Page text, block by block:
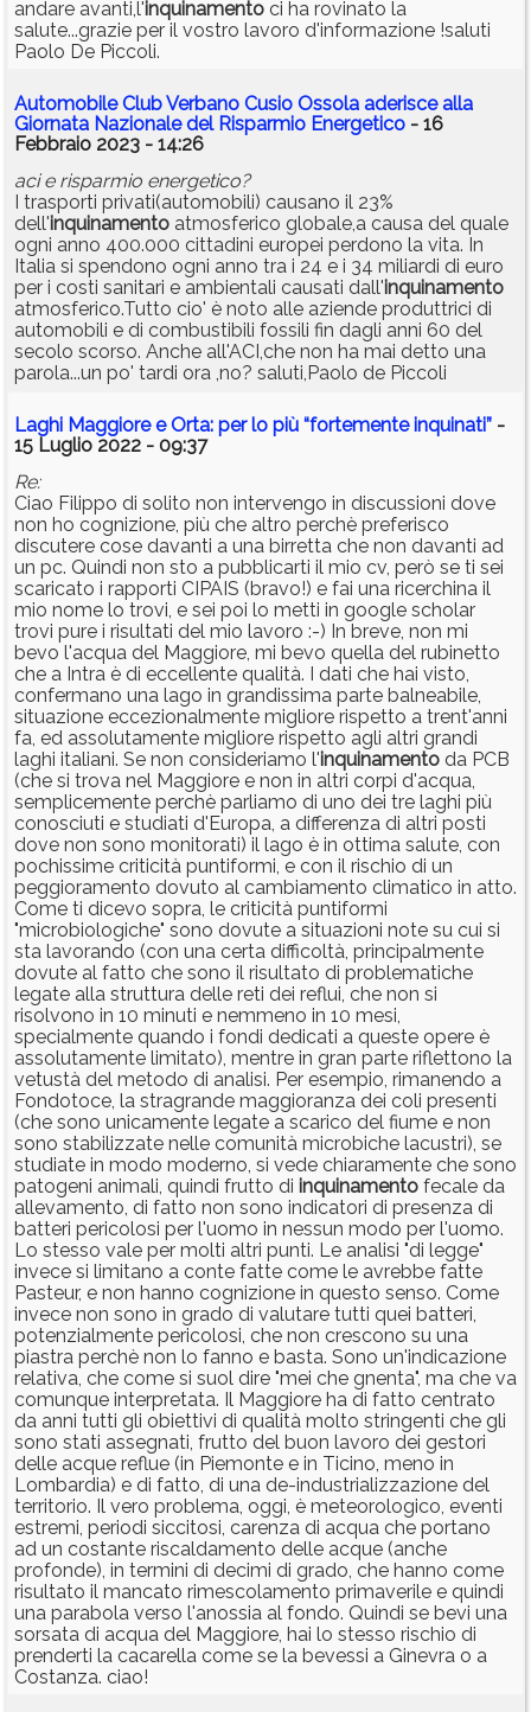
andare avanti,l'inquinamento ci ha rovinato la
salute...grazie per il vostro lavoro d'informazione !saluti
Paolo De Piccoli.
Automobile Club Verbano Cusio Ossola aderisce alla
Giornata Nazionale del Risparmio Energetico - 16
Febbraio 2023 - 14:26
aci e risparmio energetico?
I trasporti privati(automobili) causano il 23%
dell'inquinamento atmosferico globale,a causa del quale
ogni anno 400.000 cittadini europei perdono la vita. In
Italia si spendono ogni anno tra i 24 e i 34 miliardi di euro
per i costi sanitari e ambientali causati dall'inquinamento
atmosferico.Tutto cio' è noto alle aziende produttrici di
automobili e di combustibili fossili fin dagli anni 60 del
secolo scorso. Anche all'ACI,che non ha mai detto una
parola...un po' tardi ora ,no? saluti,Paolo de Piccoli
Laghi Maggiore e Orta: per lo più “fortemente inquinati” -
15 Luglio 2022 - 09:37
Re:
Ciao Filippo di solito non intervengo in discussioni dove
non ho cognizione, più che altro perchè preferisco
discutere cose davanti a una birretta che non davanti ad
un pc. Quindi non sto a pubblicarti il mio cv, però se ti sei
scaricato i rapporti CIPAIS (bravo!) e fai una ricerchina il
mio nome lo trovi, e sei poi lo metti in google scholar
trovi pure i risultati del mio lavoro :-) In breve, non mi
bevo l'acqua del Maggiore, mi bevo quella del rubinetto
che a Intra è di eccellente qualità. I dati che hai visto,
confermano una lago in grandissima parte balneabile,
situazione eccezionalmente migliore rispetto a trent'anni
fa, ed assolutamente migliore rispetto agli altri grandi
laghi italiani. Se non consideriamo l'inquinamento da PCB
(che si trova nel Maggiore e non in altri corpi d'acqua,
semplicemente perchè parliamo di uno dei tre laghi più
conosciuti e studiati d'Europa, a differenza di altri posti
dove non sono monitorati) il lago è in ottima salute, con
pochissime criticità puntiformi, e con il rischio di un
peggioramento dovuto al cambiamento climatico in atto.
Come ti dicevo sopra, le criticità puntiformi
"microbiologiche" sono dovute a situazioni note su cui si
sta lavorando (con una certa difficoltà, principalmente
dovute al fatto che sono il risultato di problematiche
legate alla struttura delle reti dei reflui, che non si
risolvono in 10 minuti e nemmeno in 10 mesi,
specialmente quando i fondi dedicati a queste opere è
assolutamente limitato), mentre in gran parte riflettono la
vetustà del metodo di analisi. Per esempio, rimanendo a
Fondotoce, la stragrande maggioranza dei coli presenti
(che sono unicamente legate a scarico del fiume e non
sono stabilizzate nelle comunità microbiche lacustri), se
studiate in modo moderno, si vede chiaramente che sono
patogeni animali, quindi frutto di inquinamento fecale da
allevamento, di fatto non sono indicatori di presenza di
batteri pericolosi per l'uomo in nessun modo per l'uomo.
Lo stesso vale per molti altri punti. Le analisi "di legge"
invece si limitano a conte fatte come le avrebbe fatte
Pasteur, e non hanno cognizione in questo senso. Come
invece non sono in grado di valutare tutti quei batteri,
potenzialmente pericolosi, che non crescono su una
piastra perchè non lo fanno e basta. Sono un'indicazione
relativa, che come si suol dire "mei che gnenta", ma che va
comunque interpretata. Il Maggiore ha di fatto centrato
da anni tutti gli obiettivi di qualità molto stringenti che gli
sono stati assegnati, frutto del buon lavoro dei gestori
delle acque reflue (in Piemonte e in Ticino, meno in
Lombardia) e di fatto, di una de-industrializzazione del
territorio. Il vero problema, oggi, è meteorologico, eventi
estremi, periodi siccitosi, carenza di acqua che portano
ad un costante riscaldamento delle acque (anche
profonde), in termini di decimi di grado, che hanno come
risultato il mancato rimescolamento primaverile e quindi
una parabola verso l'anossia al fondo. Quindi se bevi una
sorsata di acqua del Maggiore, hai lo stesso rischio di
prenderti la cacarella come se la bevessi a Ginevra o a
Costanza. ciao!